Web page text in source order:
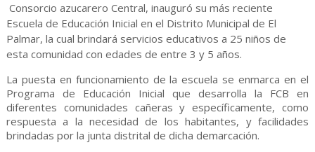
Consorcio azucarero Central, inauguró su más reciente
Escuela de Educación Inicial en el Distrito Municipal de El
Palmar, la cual brindará servicios educativos a 25 niños de
esta comunidad con edades de entre 3 y 5 años.
La puesta en funcionamiento de la escuela se enmarca en el
Programa de Educación Inicial que desarrolla la FCB en
diferentes comunidades cañeras y específicamente, como
respuesta a la necesidad de los habitantes, y facilidades
brindadas por la junta distrital de dicha demarcación.